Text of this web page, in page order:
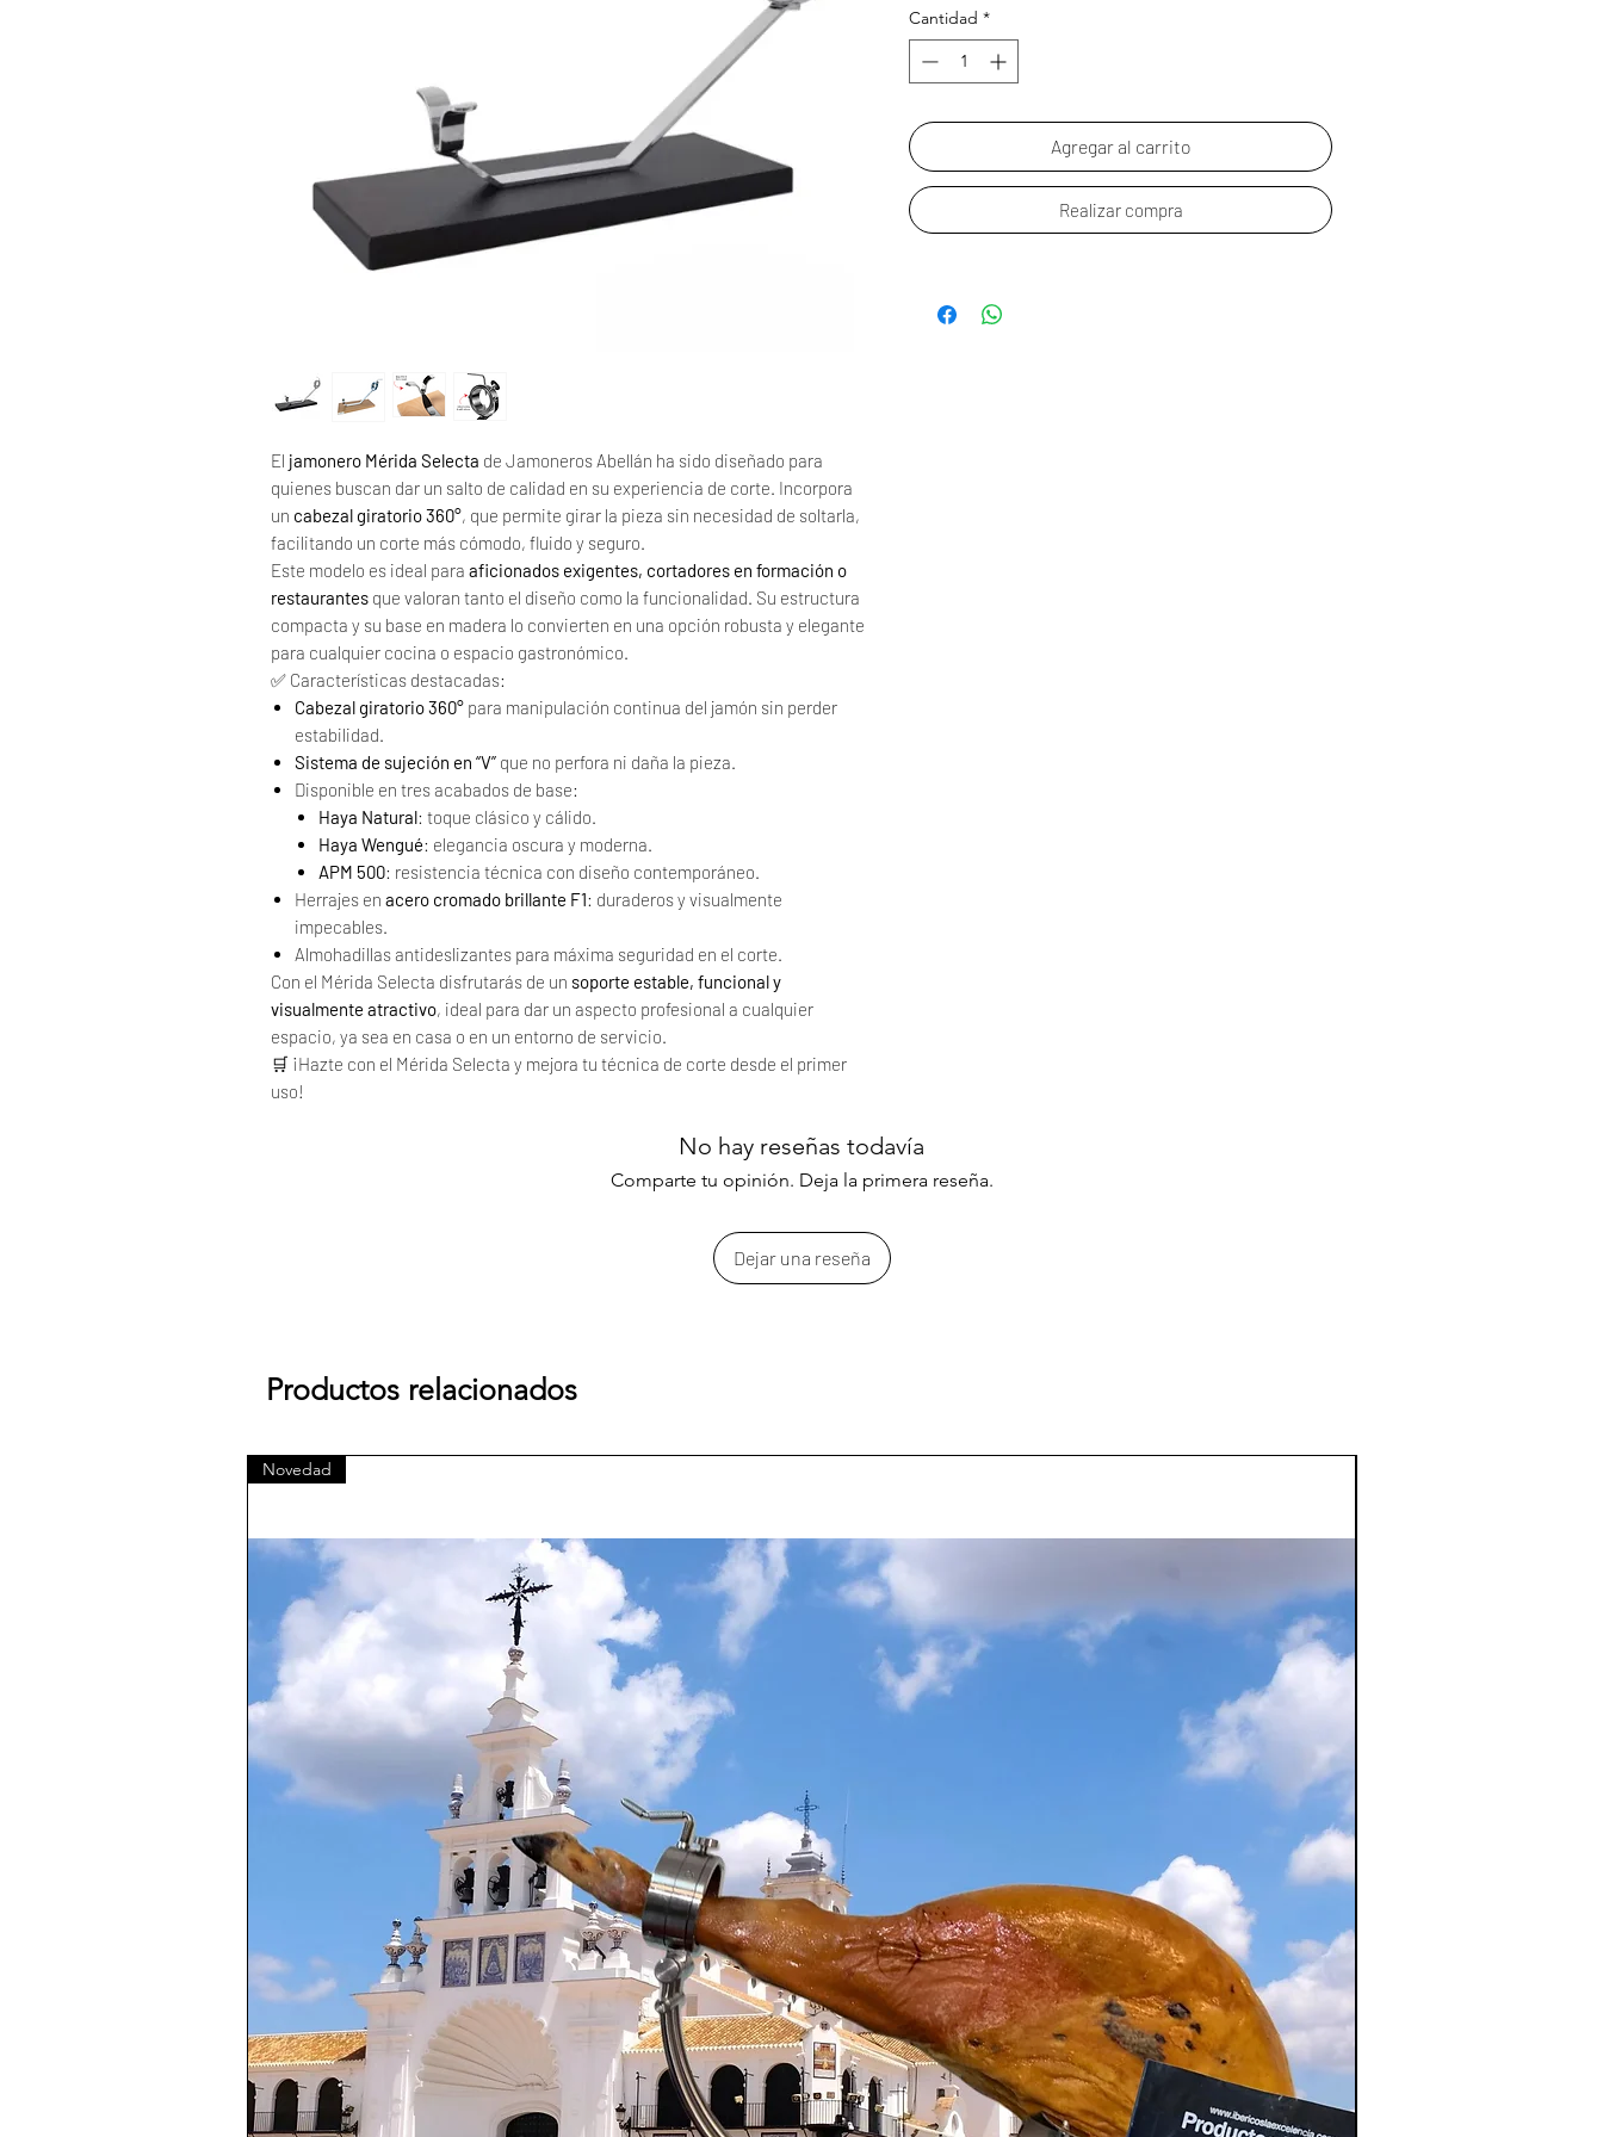
El jamonero Mérida Selecta de Jamoneros Abellán ha sido diseñado para
quienes buscan dar un salto de calidad en su experiencia de corte. Incorpora
un cabezal giratorio 360°, que permite girar la pieza sin necesidad de soltarla,
facilitando un corte más cómodo, fluido y seguro.
Este modelo es ideal para aficionados exigentes, cortadores en formación o
restaurantes que valoran tanto el diseño como la funcionalidad. Su estructura
compacta y su base en madera lo convierten en una opción robusta y elegante
para cualquier cocina o espacio gastronómico.
✅ Características destacadas:
Cabezal giratorio 360° para manipulación continua del jamón sin perder
estabilidad.
Sistema de sujeción en “V” que no perfora ni daña la pieza.
Disponible en tres acabados de base:
Haya Natural: toque clásico y cálido.
Haya Wengué: elegancia oscura y moderna.
APM 500: resistencia técnica con diseño contemporáneo.
Herrajes en acero cromado brillante F1: duraderos y visualmente
impecables.
Almohadillas antideslizantes para máxima seguridad en el corte.
Con el Mérida Selecta disfrutarás de un soporte estable, funcional y
visualmente atractivo, ideal para dar un aspecto profesional a cualquier
espacio, ya sea en casa o en un entorno de servicio.
🛒 ¡Hazte con el Mérida Selecta y mejora tu técnica de corte desde el primer
uso!
Cantidad *
Agregar al carrito
Realizar compra
No hay reseñas todavía
Comparte tu opinión. Deja la primera reseña.
Dejar una reseña
Productos relacionados
Novedad